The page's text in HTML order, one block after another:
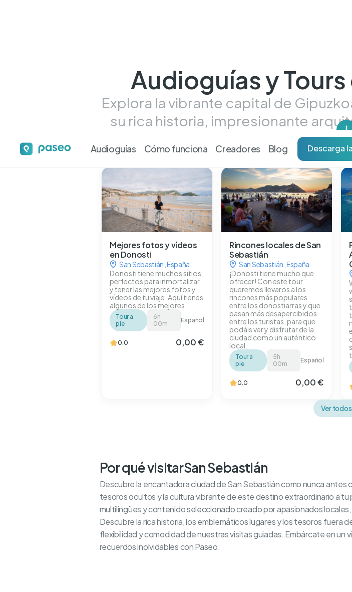
Audioguías y Tours
Explora la vibrante capital de
su rica historia, impresionante
Audioguías Cómo funciona Creadores Blog Descarga
Tour más más destacados
Mejores fotos y vídeos
en Donosti
San Sebastián España
Donosti tiene muchos sitios
perfectos para inmortalizar
y tener las mejores fotos y
vídeos de tu viaje. Aquí tienes
algunos de los mejores.
Tour a
pie
6h
00m
Español
0.0 0,00 €
Rincones locales de San
Sebastián
San Sebastián España
¡Donosti tiene mucho que
ofrecer! Con este tour
queremos llevaros a los
rincones más populares
entre los donostiarras y que
pasan más desapercibidos
entre los turistas, para que
podáis ver y disfrutar de la
ciudad como un auténtico
local.
Tour a
pie
5h
00m
Español
0.0 0,00 €
Ver todos
Por qué visitarSan Sebastián
Descubre la encantadora ciudad de San Sebastián como nunca antes
tesoros ocultos y la cultura vibrante de este destino extraordinario a tu
multilingües y contenido seleccionado creado por apasionados
Descubre la rica historia, los emblemáticos lugares y los tesoros fuera
flexibilidad y comodidad de nuestras visitas guiadas. Embárcate en un
recuerdos inolvidables con Paseo.